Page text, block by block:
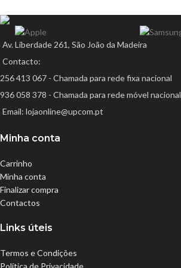
Av. Liberdade 261, São João da Madeira
Contacto:
256 413 067 - Chamada para rede fixa nacional
936 058 378 - Chamada para rede móvel nacional
Email: lojaonline@upcom.pt
Minha conta
Carrinho
Minha conta
Finalizar compra
Contactos
Links úteis
Termos e Condições
Política de Privacidade